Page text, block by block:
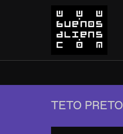
TETO PRETO